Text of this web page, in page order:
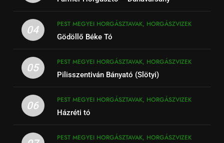
04
PEST MEGYEI HORGÁSZTAVAK, HORGÁSZVIZEK
Gödöllő Béke Tó
05
PEST MEGYEI HORGÁSZTAVAK, HORGÁSZVIZEK
Pilisszentiván Bányató (Slötyi)
06
PEST MEGYEI HORGÁSZTAVAK, HORGÁSZVIZEK
Házréti tó
PEST MEGYEI HORGÁSZTAVAK, HORGÁSZVIZEK